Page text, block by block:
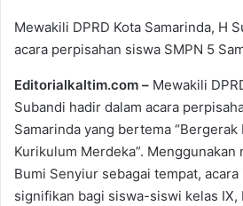
Mewakili DPRD Kota Samarinda, H
acara perpisahan siswa SMPN 5
Editorialkaltim.com – Mewakili
Subandi hadir dalam acara
Samarinda yang bertema “Bergerak
Kurikulum Merdeka”.
Bumi Senyiur sebagai tempat,
signifikan bagi siswa-siswi kelas IX,